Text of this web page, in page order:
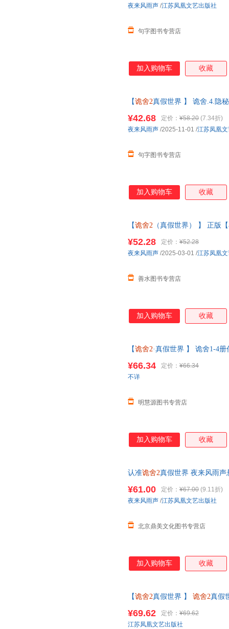
句字图书专营店
夜来风雨声 /江苏凤凰文艺出版社
加入购物车 收藏
【诡舍2真假世界 】 诡舍.4.隐
¥42.68 定价： ¥58.20 (7.34折)
句字图书专营店
夜来风雨声 /2025-11-01 /江苏凤凰
加入购物车 收藏
【诡舍2 （真假世界） 】 正版
帮助请联系客服】
¥52.28 定价： ¥52.28
善水图书专营店
夜来风雨声 /2025-03-01 /江苏凤凰
加入购物车 收藏
【诡舍2·真假世界 】 诡舍1-4
¥66.34 定价： ¥66.34
明慧源图书专营店
不详
加入购物车 收藏
认准诡舍2真假世界 夜来风雨
¥61.00 定价： ¥67.00 (9.11折)
北京鼎美文化图书专营店
夜来风雨声 /江苏凤凰文艺出版社
加入购物车 收藏
【诡舍2真假世界 】 诡舍2真假
¥69.62 定价： ¥69.62
江苏凤凰文艺出版社